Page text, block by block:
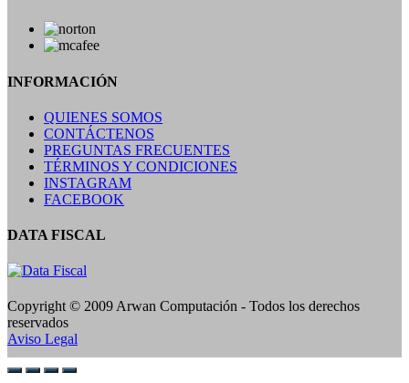
INFORMACIÓN
QUIENES SOMOS
CONTÁCTENOS
PREGUNTAS FRECUENTES
TÉRMINOS Y CONDICIONES
INSTAGRAM
FACEBOOK
DATA FISCAL
Copyright © 2009 Arwan Computación - Todos los derechos
reservados
Aviso Legal